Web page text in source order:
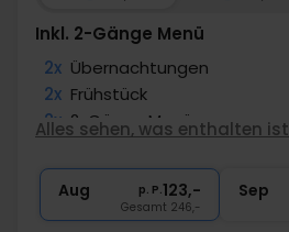
Inkl. 2-Gänge Menü
2x Übernachtungen
2x Frühstück
2x 2-Gänge Menü
∞ Gratis Internet
Alles sehen, was enthalten ist
Aug p. P.123,-
Gesamt 246,-
Sep